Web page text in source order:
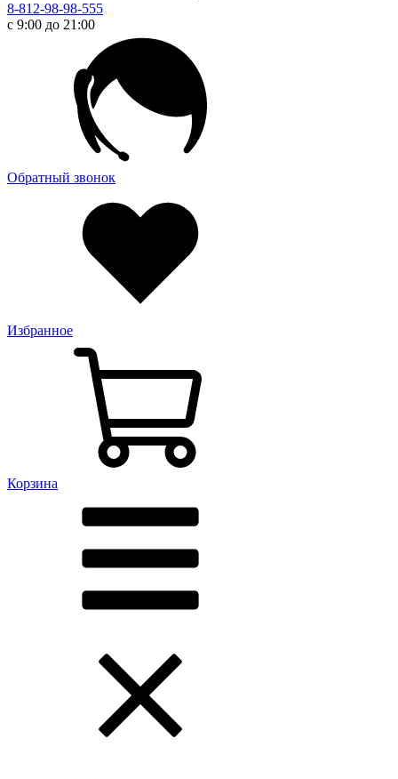
8-812-98-98-555
с 9:00 до 21:00
Обратный звонок
Избранное
Корзина